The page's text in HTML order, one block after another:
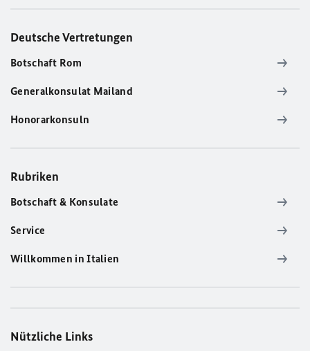
Deutsche Vertretungen
Botschaft Rom
Generalkonsulat Mailand
Honorarkonsuln
Rubriken
Botschaft & Konsulate
Service
Willkommen in Italien
Nützliche Links